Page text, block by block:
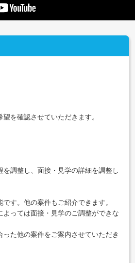
望を確認させていただきます。
を調整し、面接・見学の詳細を調整し
す。他の案件もご紹介できます。
っては面接・見学のご調整ができな
った他の案件をご案内させていただき